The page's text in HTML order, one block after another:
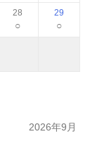
28
○
29
○
2026年9月